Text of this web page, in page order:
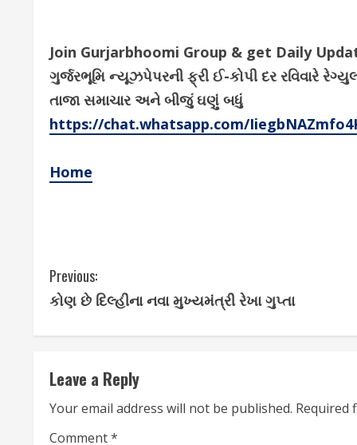
Join Gurjarbhoomi Group & get Daily
ગુર્જરભૂમિ ન્યૂઝપેપરની ફ્રી ઈ-કોપી દર રવિવારે
તાજા સમાચાર અને બીજું ઘણું બધું
https://chat.whatsapp.com/
Home
C
o
n
t
i
Previous:
કોણ છે દિલ્હીના નવા મુખ્યમંત્રી રેખા ગુપ્તા
Leave a Reply
Your email address will not be published. Required
Comment*